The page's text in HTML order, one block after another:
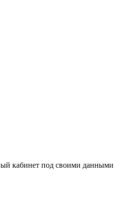
под своими данными